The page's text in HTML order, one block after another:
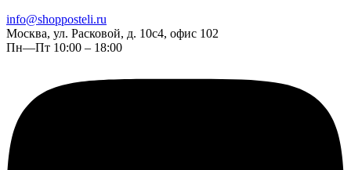
info@shopposteli.ru
Москва, ул. Расковой, д. 10с4, офис 102
Пн—Пт 10:00 – 18:00